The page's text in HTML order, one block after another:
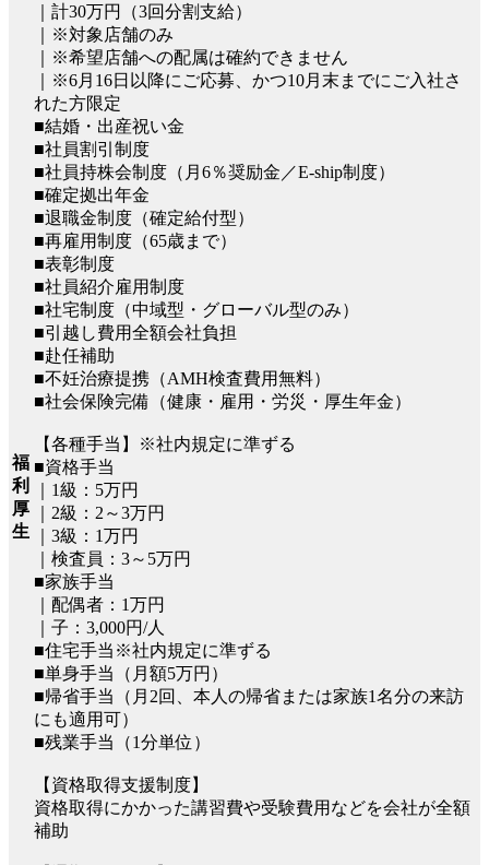
福
利
厚
生
｜計30万円（3回分割支給）
｜※対象店舗のみ
｜※希望店舗への配属は確約できません
｜※6月16日以降にご応募、かつ10月末までにご入社さ
れた方限定
■結婚・出産祝い金
■社員割引制度
■社員持株会制度（月6％奨励金／E-ship制度）
■確定拠出年金
■退職金制度（確定給付型）
■再雇用制度（65歳まで）
■表彰制度
■社員紹介雇用制度
■社宅制度（中域型・グローバル型のみ）
■引越し費用全額会社負担
■赴任補助
■不妊治療提携（AMH検査費用無料）
■社会保険完備（健康・雇用・労災・厚生年金）
【各種手当】※社内規定に準ずる
■資格手当
｜1級：5万円
｜2級：2～3万円
｜3級：1万円
｜検査員：3～5万円
■家族手当
｜配偶者：1万円
｜子：3,000円/人
■住宅手当※社内規定に準ずる
■単身手当（月額5万円）
■帰省手当（月2回、本人の帰省または家族1名分の来訪
にも適用可）
■残業手当（1分単位）
【資格取得支援制度】
資格取得にかかった講習費や受験費用などを会社が全額
補助